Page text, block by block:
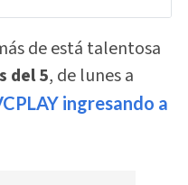
de está talentosa
del 5, de lunes a
ingresando a